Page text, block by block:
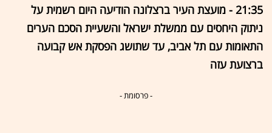
21:35 - מועצת העיר ברצלונה הודיעה היום רשמית על
ניתוק היחסים עם ממשלת ישראל והשעיית הסכם הערים
התאומות עם תל אביב, עד שתושג הפסקת אש קבועה
ברצועת עזה
- פרסומת -